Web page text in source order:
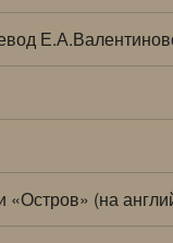
«Остров» (на